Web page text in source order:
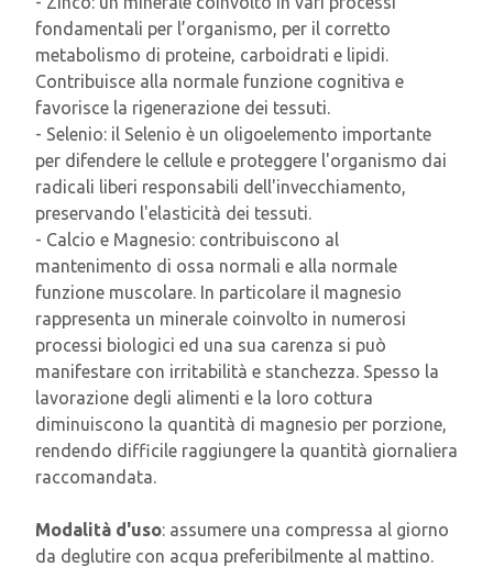
fondamentali per l’organismo, per il corretto
metabolismo di proteine, carboidrati e lipidi.
Contribuisce alla normale funzione cognitiva e
favorisce la rigenerazione dei tessuti.
- Selenio: il Selenio è un oligoelemento importante
per difendere le cellule e proteggere l'organismo dai
radicali liberi responsabili dell'invecchiamento,
preservando l'elasticità dei tessuti.
- Calcio e Magnesio: contribuiscono al
mantenimento di ossa normali e alla normale
funzione muscolare. In particolare il magnesio
rappresenta un minerale coinvolto in numerosi
processi biologici ed una sua carenza si può
manifestare con irritabilità e stanchezza. Spesso la
lavorazione degli alimenti e la loro cottura
diminuiscono la quantità di magnesio per porzione,
rendendo difficile raggiungere la quantità giornaliera
raccomandata.
Modalità d'uso: assumere una compressa al giorno
da deglutire con acqua preferibilmente al mattino.